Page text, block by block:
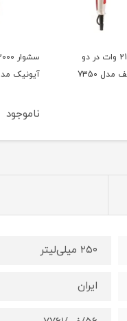
سشوار 2100 وات در دو
7350
آیونیک مدل
ناموجود
۲۵۰ میلی‌لیتر
ایران